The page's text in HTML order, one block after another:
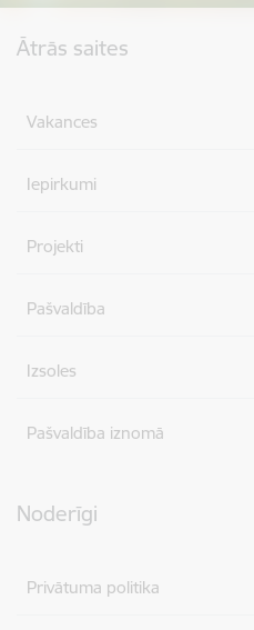
Ātrās saites
Vakances
Iepirkumi
Projekti
Pašvaldība
Izsoles
Pašvaldība iznomā
Noderīgi
Privātuma politika